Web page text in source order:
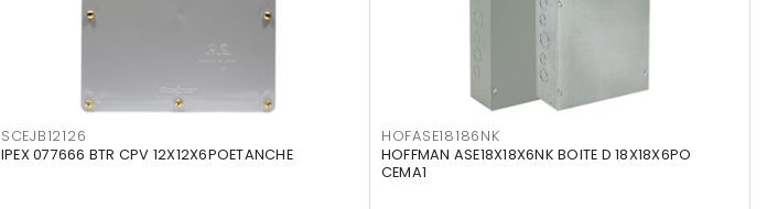
SCEJB12126
IPEX 077666 BTR CPV 12X12X6POETANCHE
HOFASE18186NK
HOFFMAN ASE18X18X6NK BOITE D 18X18X6PO
CEMA1